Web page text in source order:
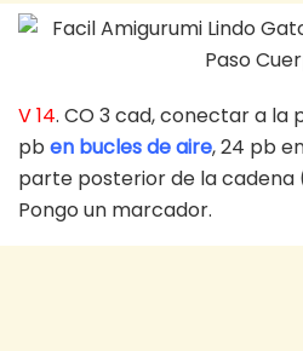
V 14. CO 3 cad, conectar a la
pb en bucles de aire, 24 pb
parte posterior de la cadena
Pongo un marcador.